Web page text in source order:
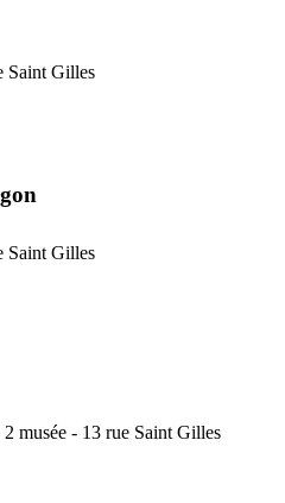
Saint Gilles
Saint Gilles
musée - 13 rue Saint Gilles